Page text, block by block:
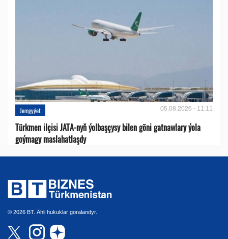
Jemgyýet 05.08.2026 - 11:11
Türkmen ilçisi JATA-nyň ýolbaşçysy bilen göni gatnawlary ýola
goýmagy maslahatlaşdy
© 2026 BT. Ähli hukuklar goralandyr.